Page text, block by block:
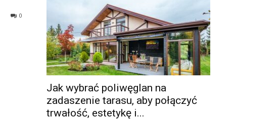
0
Jak wybrać poliwęglan na
zadaszenie tarasu, aby połączyć
trwałość, estetykę i...